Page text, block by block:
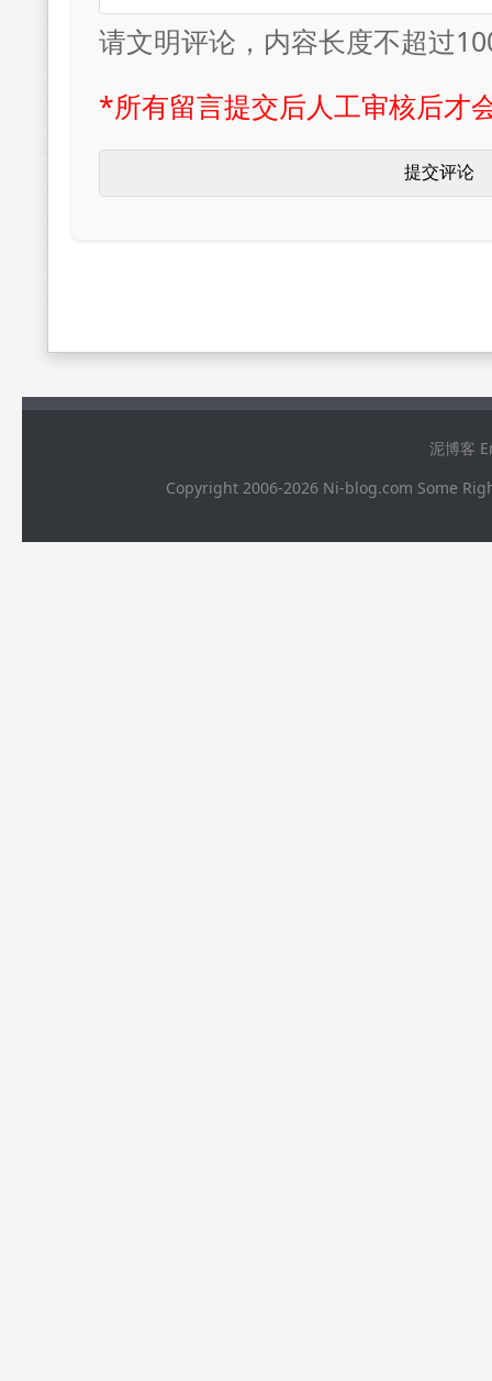
请文明评论，内容长度不超过
*所有留言提交后人工审核后才
泥博客
Copyright 2006-2026 Ni-blog.com Some